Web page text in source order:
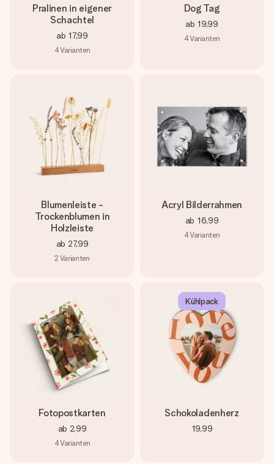
Pralinen in eigener
Schachtel
ab 17,99
4Varianten
Dog Tag
ab 19,99
4Varianten
Blumenleiste -
Trockenblumen in
Holzleiste
ab 27,99
2 Varianten
Acryl Bilderrahmen
ab 16,99
4Varianten
Fotopostkarten
ab 2,99
4Varianten
Kühlpack
Schokoladenherz
19,99